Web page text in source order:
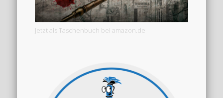
Jetzt als Taschenbuch bei amazon.de